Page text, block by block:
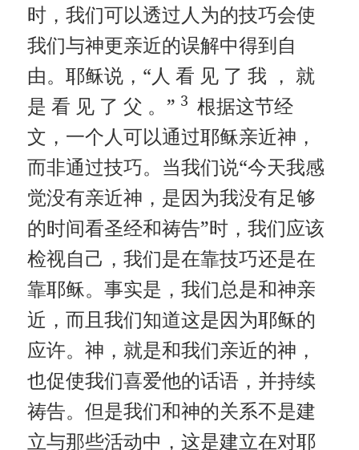
时，我们可以透过人为的技巧会使
我们与神更亲近的误解中得到自
由。耶稣说，“人 看 见 了 我 ， 就
是 看 见 了 父 。” 3 根据这节经
文，一个人可以通过耶稣亲近神，
而非通过技巧。当我们说“今天我感
觉没有亲近神，是因为我没有足够
的时间看圣经和祷告”时，我们应该
检视自己，我们是在靠技巧还是在
靠耶稣。事实是，我们总是和神亲
近，而且我们知道这是因为耶稣的
应许。神，就是和我们亲近的神，
也促使我们喜爱他的话语，并持续
祷告。但是我们和神的关系不是建
立与那些活动中，这是建立在对耶